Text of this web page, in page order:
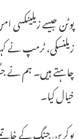
پوٹن جیسے زیلینکسی
زیلنسکی، ٹرمپ نے
چاہتے ہیں۔ ہم نے
خیال کیا۔
یوکرین جنگ کے